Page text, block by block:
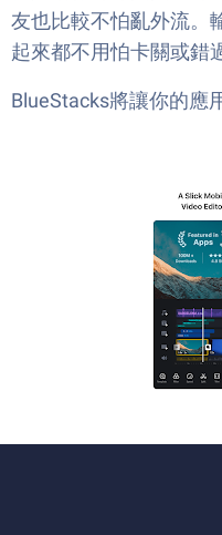
友也比較不怕亂外流。
起來都不用怕卡關或錯
BlueStacks將讓你的應